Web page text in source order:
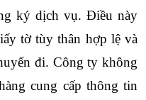
ký dịch vụ. Điều này
tờ tùy thân hợp lệ và
đi. Công ty không
cung cấp thông tin